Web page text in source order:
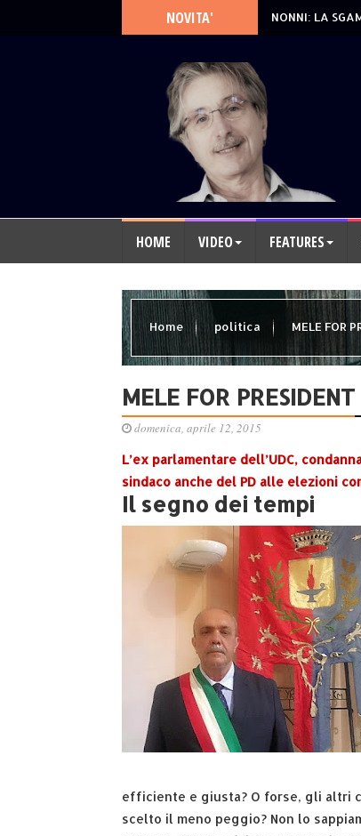
NOVITA' NONNI: LA
HOME VIDEO FEATURES
Home politica MELE FOR
MELE FOR PRESIDENT
domenica, aprile 12, 2015
L’ex parlamentare dell’UDC,
sindaco anche del PD alle elezioni
Il segno dei tempi
efficiente e giusta? O forse, gli altri
scelto il meno peggio? Non lo